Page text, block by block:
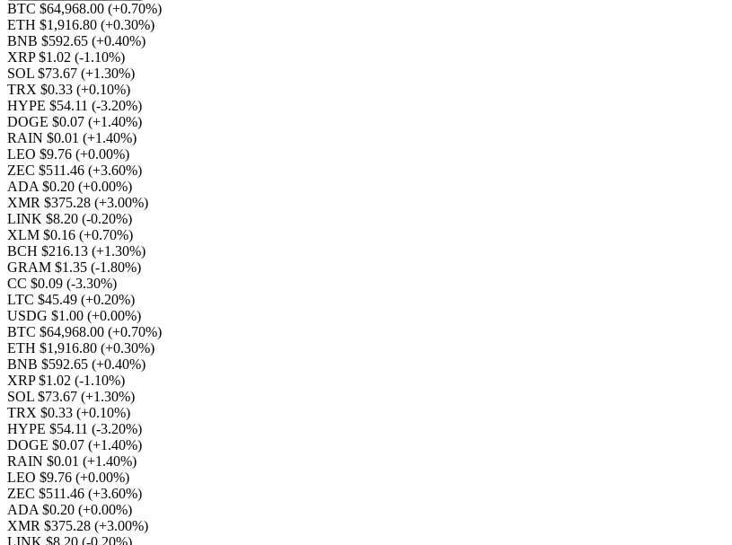
BTC $64,968.00 (+0.70%)
ETH $1,916.80 (+0.30%)
BNB $592.65 (+0.40%)
XRP $1.02 (-1.10%)
SOL $73.67 (+1.30%)
TRX $0.33 (+0.10%)
HYPE $54.11 (-3.20%)
DOGE $0.07 (+1.40%)
RAIN $0.01 (+1.40%)
LEO $9.76 (+0.00%)
ZEC $511.46 (+3.60%)
ADA $0.20 (+0.00%)
XMR $375.28 (+3.00%)
LINK $8.20 (-0.20%)
XLM $0.16 (+0.70%)
BCH $216.13 (+1.30%)
GRAM $1.35 (-1.80%)
CC $0.09 (-3.30%)
LTC $45.49 (+0.20%)
USDG $1.00 (+0.00%)
BTC $64,968.00 (+0.70%)
ETH $1,916.80 (+0.30%)
BNB $592.65 (+0.40%)
XRP $1.02 (-1.10%)
SOL $73.67 (+1.30%)
TRX $0.33 (+0.10%)
HYPE $54.11 (-3.20%)
DOGE $0.07 (+1.40%)
RAIN $0.01 (+1.40%)
LEO $9.76 (+0.00%)
ZEC $511.46 (+3.60%)
ADA $0.20 (+0.00%)
XMR $375.28 (+3.00%)
LINK $8.20 (-0.20%)